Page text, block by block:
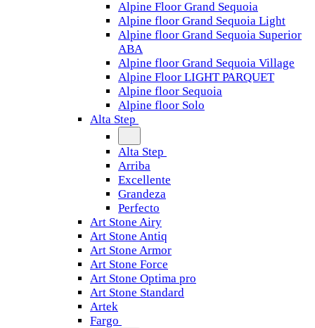
Alpine Floor Grand Sequoia
Alpine floor Grand Sequoia Light
Alpine floor Grand Sequoia Superior
ABA
Alpine floor Grand Sequoia Village
Alpine Floor LIGHT PARQUET
Alpine floor Sequoia
Alpine floor Solo
Alta Step
Alta Step
Arriba
Excellente
Grandeza
Perfecto
Art Stone Airy
Art Stone Antiq
Art Stone Armor
Art Stone Force
Art Stone Optima pro
Art Stone Standard
Artek
Fargo